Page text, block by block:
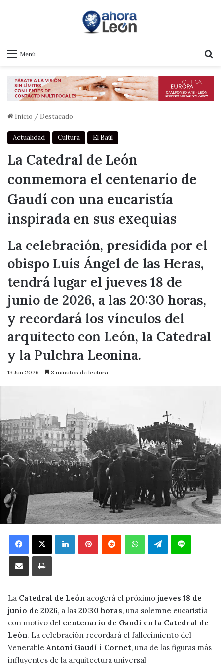
Menú
Inicio / Destacado
Actualidad Cultura El Baúl
La Catedral de León
conmemora el centenario de
Gaudí con una eucaristía
inspirada en sus exequias
La celebración, presidida por el
obispo Luis Ángel de las Heras,
tendrá lugar el jueves 18 de
junio de 2026, a las 20:30 horas,
y recordará los vínculos del
arquitecto con León, la Catedral
y la Pulchra Leonina.
13 Jun 2026 3 minutos de lectura
Facebook
X LinkedInPinterestReddit WhatsAppTelegramLine
Compartir por correo electrónicoImprimir
La Catedral de León acogerá el próximo jueves 18 de
junio de 2026, a las 20:30 horas, una solemne eucaristía
con motivo del centenario de Gaudí en la Catedral de
León. La celebración recordará el fallecimiento del
Venerable Antoni Gaudí i Cornet, una de las figuras más
influyentes de la arquitectura universal.